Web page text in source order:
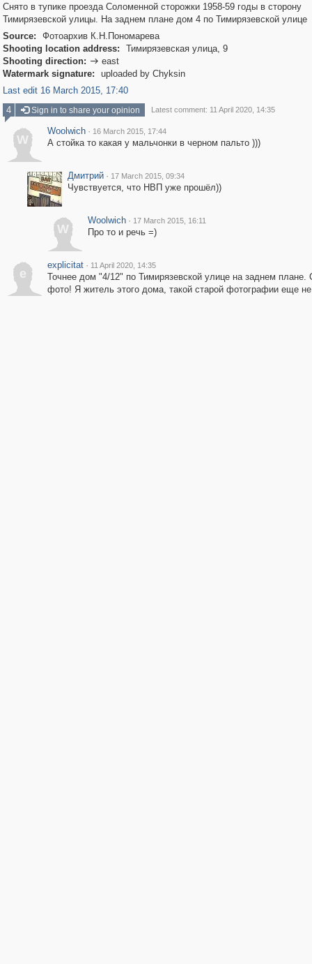
Снято в тупике проезда Соломенной сторожки 1958-59 годы в сторону
Тимирязевской улицы. На заднем плане дом 4 по Тимирязевской улице
Source:
Фотоархив К.Н.Пономарева
Shooting location address:
Тимирязевская улица, 9
Shooting direction:  east
Watermark signature:
uploaded by Chyksin
Last edit 16 March 2015, 17:40
4
Sign in to share your opinion Latest comment: 11 April 2020, 14:35
W
Woolwich · 16 March 2015, 17:44
А стойка то какая у мальчонки в черном пальто )))
Дмитрий · 17 March 2015, 09:34
Чувствуется, что НВП уже прошёл))
W
Woolwich · 17 March 2015, 16:11
Про то и речь =)
e
explicitat · 11 April 2020, 14:35
Точнее дом "4/12" по Тимирязевской улице на заднем плане.
фото! Я житель этого дома, такой старой фотографии еще